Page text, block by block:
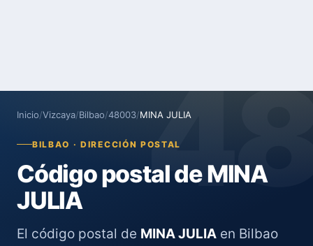
Inicio/Vizcaya/Bilbao/48003/MINA JULIA
BILBAO · DIRECCIÓN POSTAL
Código postal de MINA
JULIA
El código postal de MINA JULIA en Bilbao